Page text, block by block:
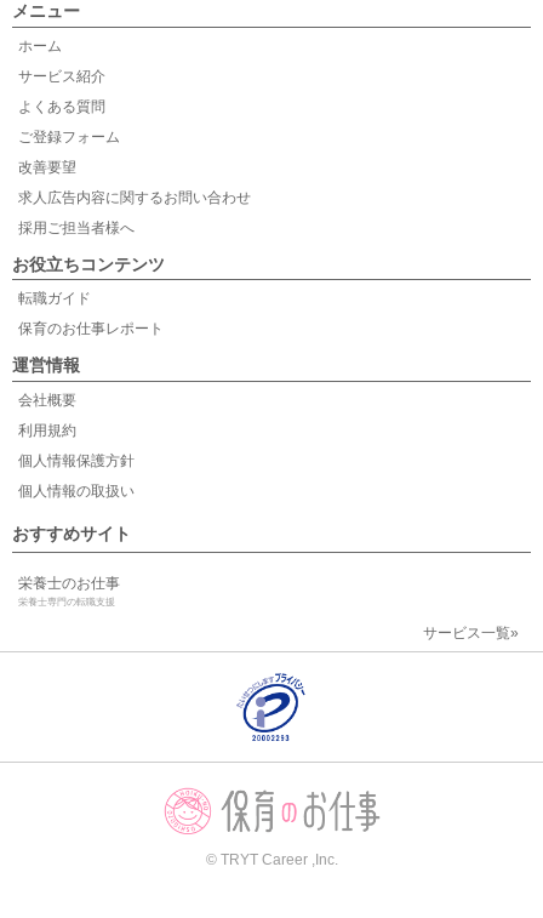
メニュー
ホーム
サービス紹介
よくある質問
ご登録フォーム
改善要望
求人広告内容に関するお問い合わせ
採用ご担当者様へ
お役立ちコンテンツ
転職ガイド
保育のお仕事レポート
運営情報
会社概要
利用規約
個人情報保護方針
個人情報の取扱い
おすすめサイト
栄養士のお仕事
栄養士専門の転職支援
サービス一覧»
© TRYT Career ,Inc.